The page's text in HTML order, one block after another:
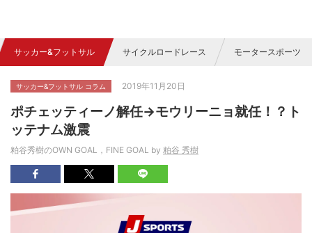
サッカー&フットサル サイクルロードレース モータースポーツ
サッカー&フットサル コラム 2019年11月20日
ポチェッティーノ解任→モウリーニョ就任！？ト
ッテナム激震
粕谷秀樹のOWN GOAL，FINE GOAL by 粕谷 秀樹